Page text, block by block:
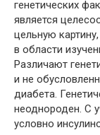
генетических
является
цельную
в области
Различают
и не
диабета.
неоднороден. С
условно